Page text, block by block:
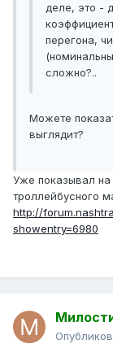
деле, это -
перегона,
сложно?..
Можете
выглядит?
Уже показывал
троллейбусного
http://
showentry=6980